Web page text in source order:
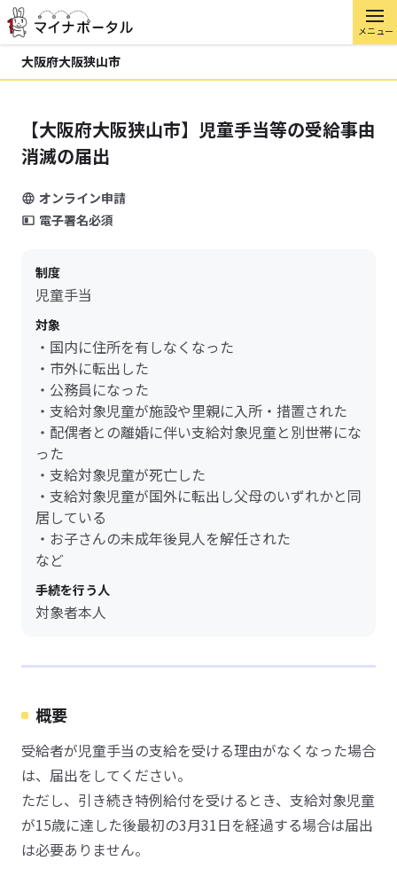
メニュー
大阪府大阪狭山市
【大阪府大阪狭山市】児童手当等の受給事由
消滅の届出
オンライン申請
電子署名必須
制度
児童手当
対象
・国内に住所を有しなくなった
・市外に転出した
・公務員になった
・支給対象児童が施設や里親に入所・措置された
・配偶者との離婚に伴い支給対象児童と別世帯にな
った
・支給対象児童が死亡した
・支給対象児童が国外に転出し父母のいずれかと同
居している
・お子さんの未成年後見人を解任された
など
手続を行う人
対象者本人
概要
受給者が児童手当の支給を受ける理由がなくなった場合
は、届出をしてください。
ただし、引き続き特例給付を受けるとき、支給対象児童
が15歳に達した後最初の3月31日を経過する場合は届出
は必要ありません。